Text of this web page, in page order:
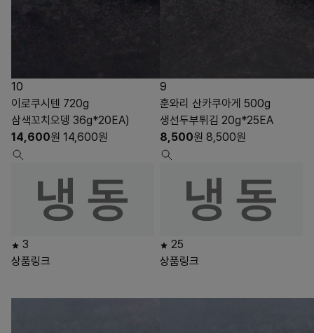
10
이로쿠시텐 720g
삼색꼬치오뎅 36g*20EA)
14,600원 14,600원
3
상품링크
9
훈와리 산카쿠아게 500g
생선두부튀김 20g*25EA
8,500원 8,500원
25
상품링크